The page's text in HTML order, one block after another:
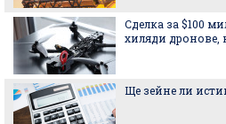
Сделка за $100
хиляди дронове,
Ще зейне ли